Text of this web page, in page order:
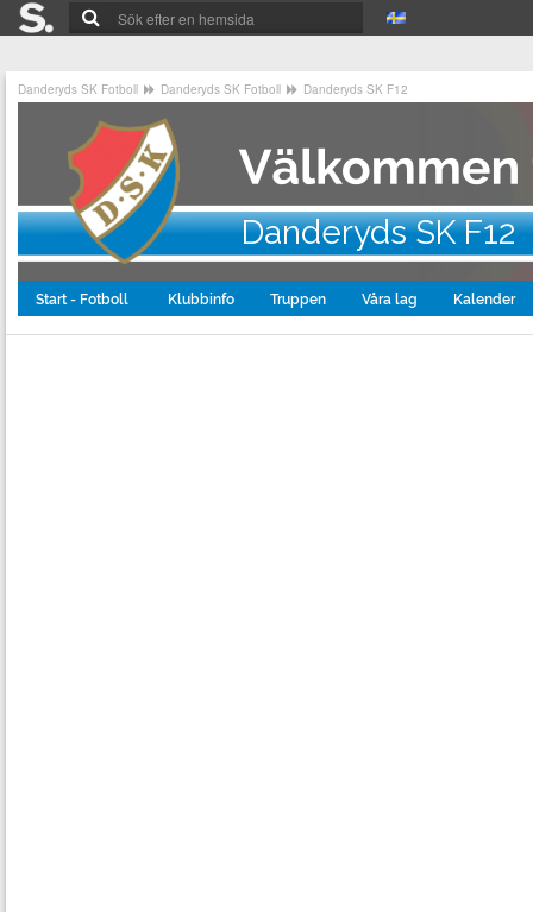
Danderyds SK Fotboll Danderyds SK Fotboll Danderyds SK F12
Danderyds SK F12
Start - Fotboll Klubbinfo Truppen Våra lag Kalender